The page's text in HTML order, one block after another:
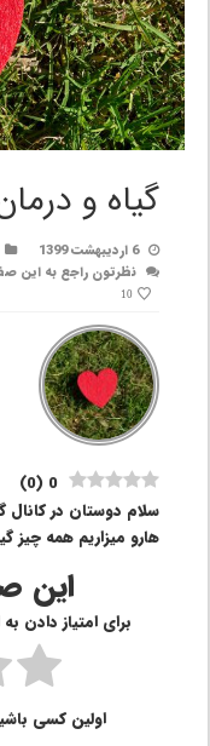
گیاه و
6 اردیبهشت 1399
نظرتون راجع به این
10
0
(
0
)
سلام دوستان در
هارو میزاریم همه چیز
این
برای امتیاز دادن
اولین کسی